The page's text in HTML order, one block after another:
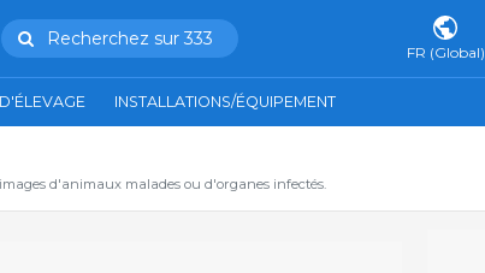
Recherchez sur 333
FR (Global)
INSTALLATIONS/ÉQUIPEMENT
d'animaux malades ou d'organes infectés.